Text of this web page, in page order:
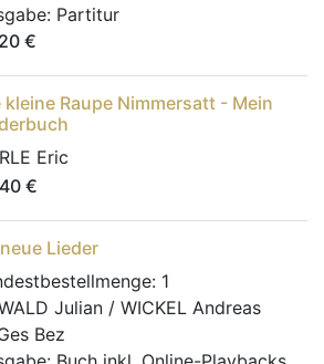
Partitur
€
kleine Raupe Nimmersatt - Mein
Eric
€
Lieder
1
Julian / WICKEL Andreas
Bez